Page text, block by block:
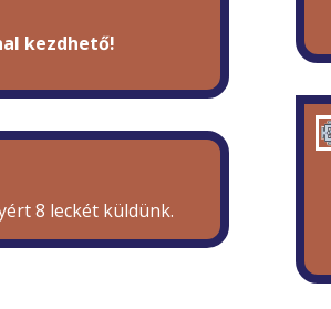
kezdhető!
8 leckét küldünk.